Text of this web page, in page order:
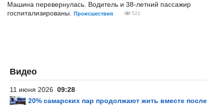
Машина перевернулась. Водитель и 38-летний пассажир
госпитализированы.
Происшествия 521
Видео
11 июня 2026 09:28
20% самарских пар продолжают жить вместе после